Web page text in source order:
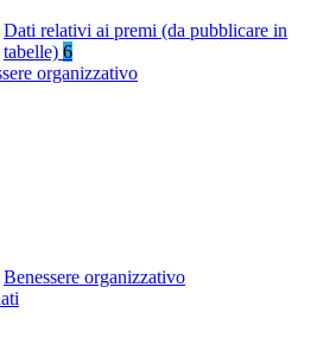
Dati relativi ai premi (da pubblicare in
tabelle) 6
organizzativo
Benessere organizzativo